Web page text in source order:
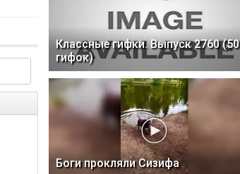
Классные гифки. Выпуск 2760 (50
гифок)
Боги прокляли Сизифа